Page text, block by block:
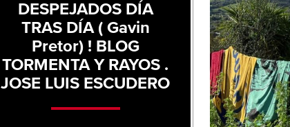
DESPEJADOS DÍA
TRAS DÍA ( Gavin
Pretor) ! BLOG
TORMENTA Y RAYOS .
JOSE LUIS ESCUDERO